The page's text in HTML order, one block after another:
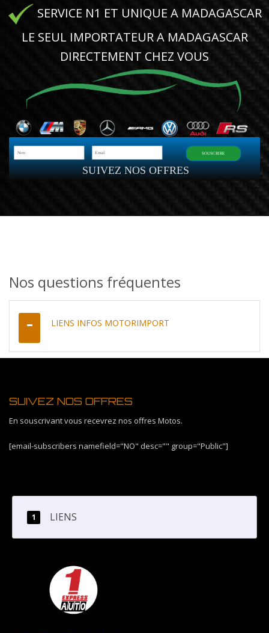
SERVICE N1 ET UNIQUE A MADAGASCAR
LE SEUL IMPORTATEUR A MADAGASCAR
DIRECTEMENT CHEZ VOUS
SUIVEZ NOS OFFRES
SOUSCRIRE
Nos questions fréquentes
LIENS INFOS MOTORIMPORT
SUIVEZ NOS OFFRES
En souscrivant vous recevrez nos offres Motos.
[email-subscribers namefield="NO" desc="" group="Public"]
LIENS